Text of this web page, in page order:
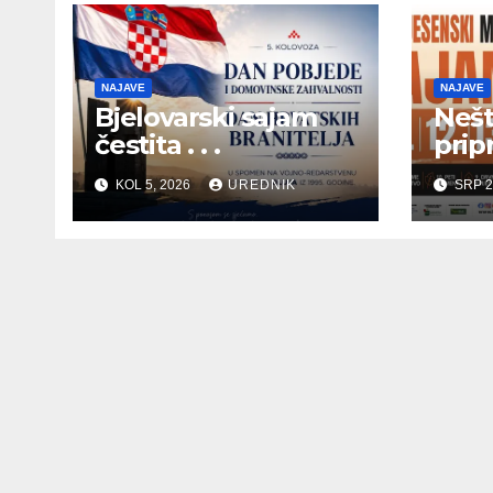
NAJAVE
Bjelovarski sajam
čestita . . .
KOL 5, 2026 UREDNIK
NAJAVE
SRP